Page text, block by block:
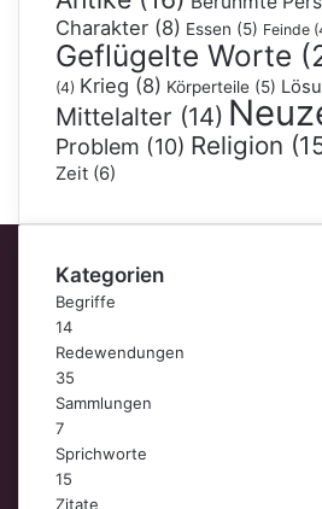
Charakter (8) Essen (5) Feinde
Geflügelte Worte
(4) Krieg (8) Körperteile (5)
Mittelalter (14)
Problem (10) Religion
Zeit (6)
Kategorien
Begriffe
14
Redewendungen
35
Sammlungen
7
Sprichworte
15
Zitate